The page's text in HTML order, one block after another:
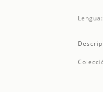
Lengua: